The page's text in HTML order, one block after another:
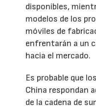
disponibles,
modelos de los
móviles de
enfrentarán a un
hacia el mercado.
Es probable que
China respondan
de la cadena de